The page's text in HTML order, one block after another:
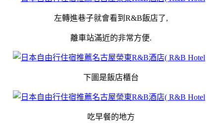
左轉進巷子就會看到R&B飯店了,
離車站滿近的非常方便.
下圖是飯店櫃台
吃早餐的地方